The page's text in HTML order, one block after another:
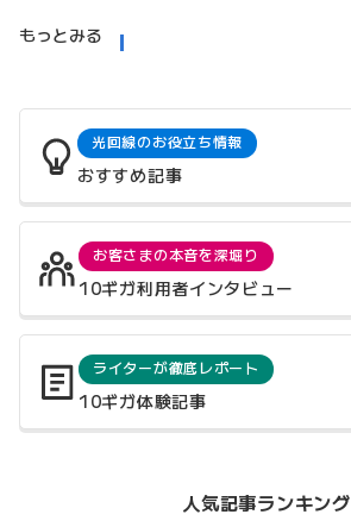
もっとみる
光回線のお役立ち情報
おすすめ記事
お客さまの本音を深堀り
10ギガ利用者インタビュー
ライターが徹底レポート
10ギガ体験記事
人気記事ランキング